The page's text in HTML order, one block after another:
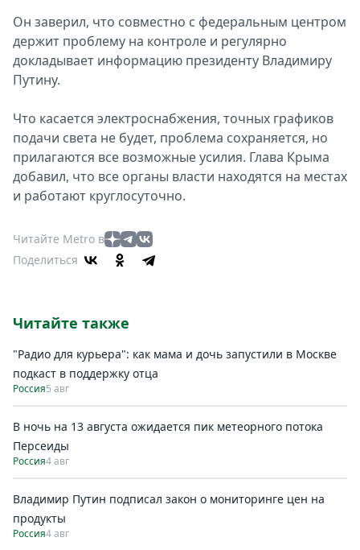
Он заверил, что совместно с федеральным центром
держит проблему на контроле и регулярно
докладывает информацию президенту Владимиру
Путину.
Что касается электроснабжения, точных графиков
подачи света не будет, проблема сохраняется, но
прилагаются все возможные усилия. Глава Крыма
добавил, что все органы власти находятся на местах
и работают круглосуточно.
Читайте Metro в
Поделиться
Читайте также
"Радио для курьера": как мама и дочь запустили в Москве
подкаст в поддержку отца
Россия5 авг
В ночь на 13 августа ожидается пик метеорного потока
Персеиды
Россия4 авг
Владимир Путин подписал закон о мониторинге цен на
продукты
Россия4 авг